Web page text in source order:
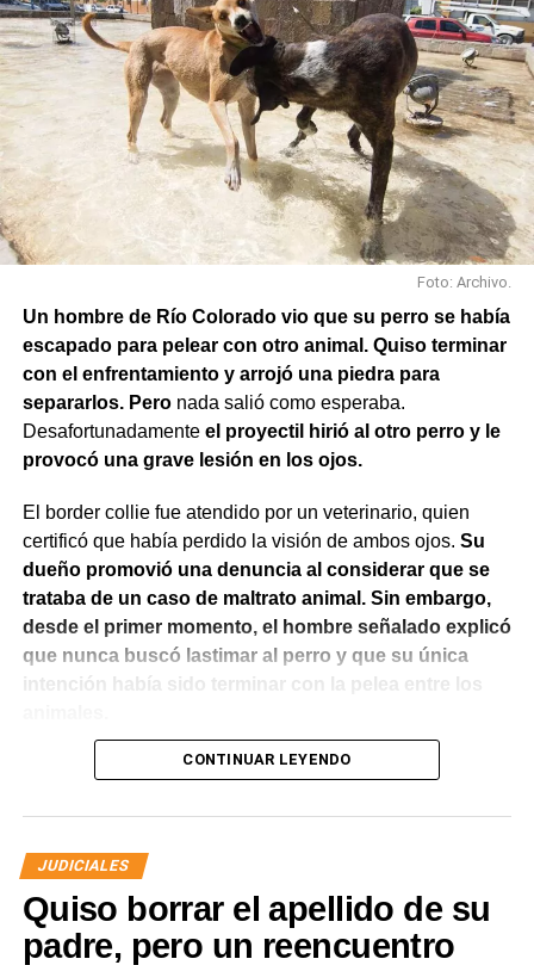
Foto: Archivo.
Un hombre de Río Colorado vio que su perro se había
escapado para pelear con otro animal. Quiso terminar
con el enfrentamiento y arrojó una piedra para
separarlos. Peronada salió como esperaba.
Desafortunadamente el proyectil hirió al otro perro y le
provocó una grave lesión en los ojos.
El border collie fue atendido por un veterinario, quien
certificó que había perdido la visión de ambos ojos. Su
dueño promovió una denuncia al considerar que se
trataba de un caso de maltrato animal. Sin embargo,
desde el primer momento, el hombre señalado explicó
que nunca buscó lastimar al perro y que su única
intención había sido terminar con la pelea entre los
El Juzgado de Paz analizó el caso y resolvió desestimar
que los hechos no configuraban la contravención de
maltrato animal prevista en el Código Contravencional.
La sentencia destacó que esa figura exige una conducta
dolosa, es decir, la voluntad de provocar daño al animal.
En este caso, la magistrada entendió que del propio
CONTINUAR LEYENDO
JUDICIALES
Quiso borrar el apellido de su
padre, pero un reencuentro